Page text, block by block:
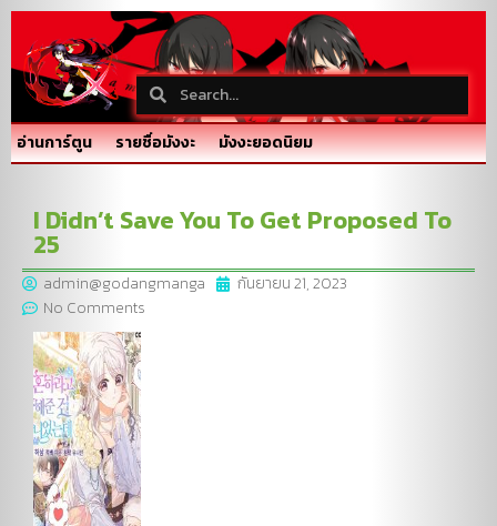
อ่านการ์ตูน รายชื่อมังงะ มังงะยอดนิยม
I Didn’t Save You To Get Proposed To
25
admin@godangmanga
กันยายน 21, 2023
No Comments